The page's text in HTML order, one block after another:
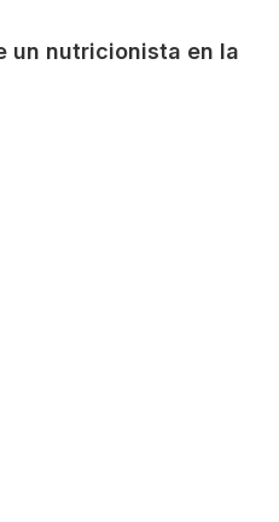
un nutricionista en la